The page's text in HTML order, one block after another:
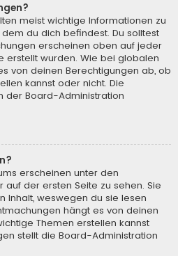
meist wichtige Informationen zu
du dich befindest. Du solltest
erscheinen oben auf jeder
erstellt wurden. Wie bei globalen
von deinen Berechtigungen ab, ob
kannst oder nicht. Die
der Board-Administration
erscheinen unter den
auf der ersten Seite zu sehen. Sie
Inhalt, weswegen du sie lesen
hängt es von deinen
Themen erstellen kannst
stellt die Board-Administration